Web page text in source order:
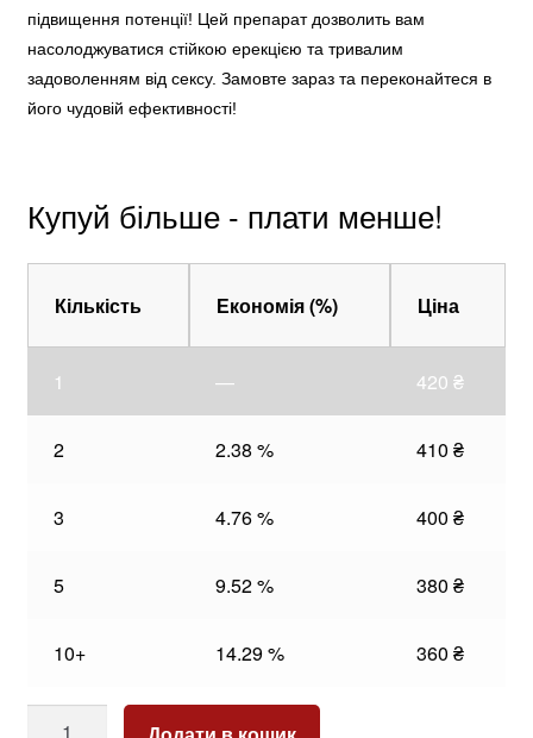
підвищення потенції! Цей препарат дозволить вам
насолоджуватися стійкою ерекцією та тривалим
задоволенням від сексу. Замовте зараз та переконайтеся в
його чудовій ефективності!
Купуй більше - плати менше!
Кількість Економія (%) Ціна
1 — 420₴
2 2.38 % 410₴
3 4.76 % 400₴
5 9.52 % 380₴
10+ 14.29 % 360₴